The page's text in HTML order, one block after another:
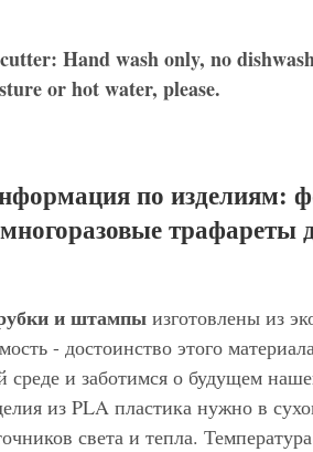
Hand wash only, no
or hot water, please.
по изделиям:
трафареты
и штампы изготовлены из
- достоинство этого
и заботимся о будущем
из PLA пластика нужно в
света и тепла.